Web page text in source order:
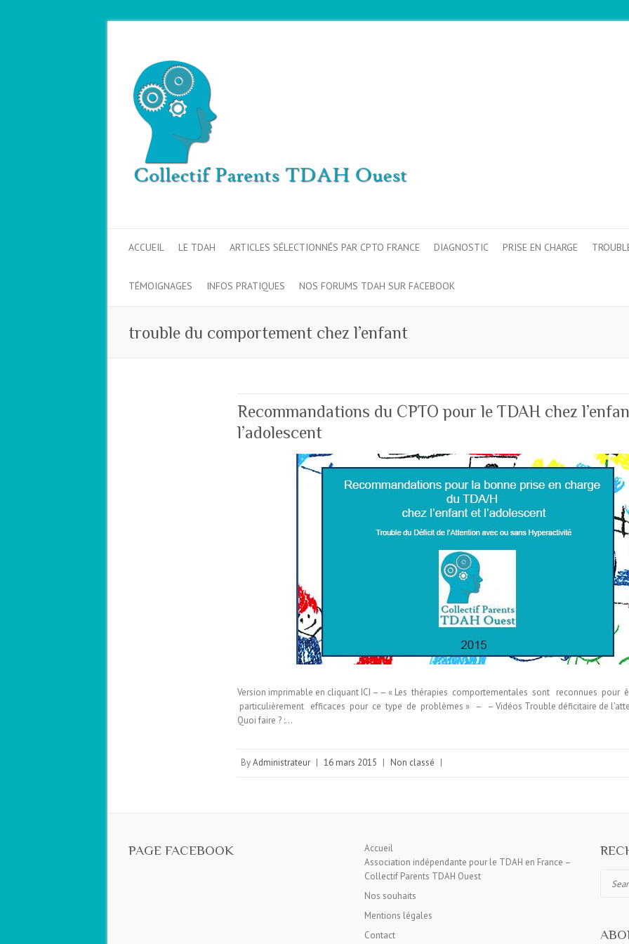
ACCUEIL LE TDAH ARTICLES SÉLECTIONNÉS PAR CPTO FRANCE DIAGNOSTIC PRISE EN CHARGE
TÉMOIGNAGES INFOS PRATIQUES NOS FORUMS TDAH SUR FACEBOOK
trouble du comportement chez l’enfant
Recommandations du CPTO pour le TDAH chez
l’adolescent
Version imprimable en cliquant ICI – – « Les thérapies comportementales sont reconnues pour
particulièrement efficaces pour ce type de problèmes » – – Vidéos Trouble déficitaire de
Quoi faire ? :…
ByAdministrateur | 16 mars 2015 | Non classé |
PAGE FACEBOOK
Accueil
Association indépendante pour le TDAH en France –
Collectif Parents TDAH Ouest
Nos souhaits
Mentions légales
Contact